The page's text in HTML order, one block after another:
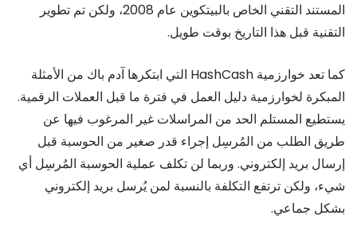
المستند التقني الخاص بالبيتكوين عام 2008، ولكن تم تطوير
التقنية قبل هذا التاريخ بوقت طويل.
كما تعد خوارزمية HashCash التي ابتكرها آدم باك من الأمثلة
المبكرة لخوارزمية دليل العمل في فترة ما قبل العملات الرقمية.
يستطيع المستلم الحد من المراسلات غير المرغوب فيها عن
طريق الطلب من المُرسِل إجراء قدر صغير من الحوسبة قبل
إرسال بريد إلكتروني. وربما لن تكلف عملية الحوسبة المُرسِل أي
شيء، ولكن ترتفع التكلفة بالنسبة لمن يُرسل بريد إلكتروني
بشكل جماعي.